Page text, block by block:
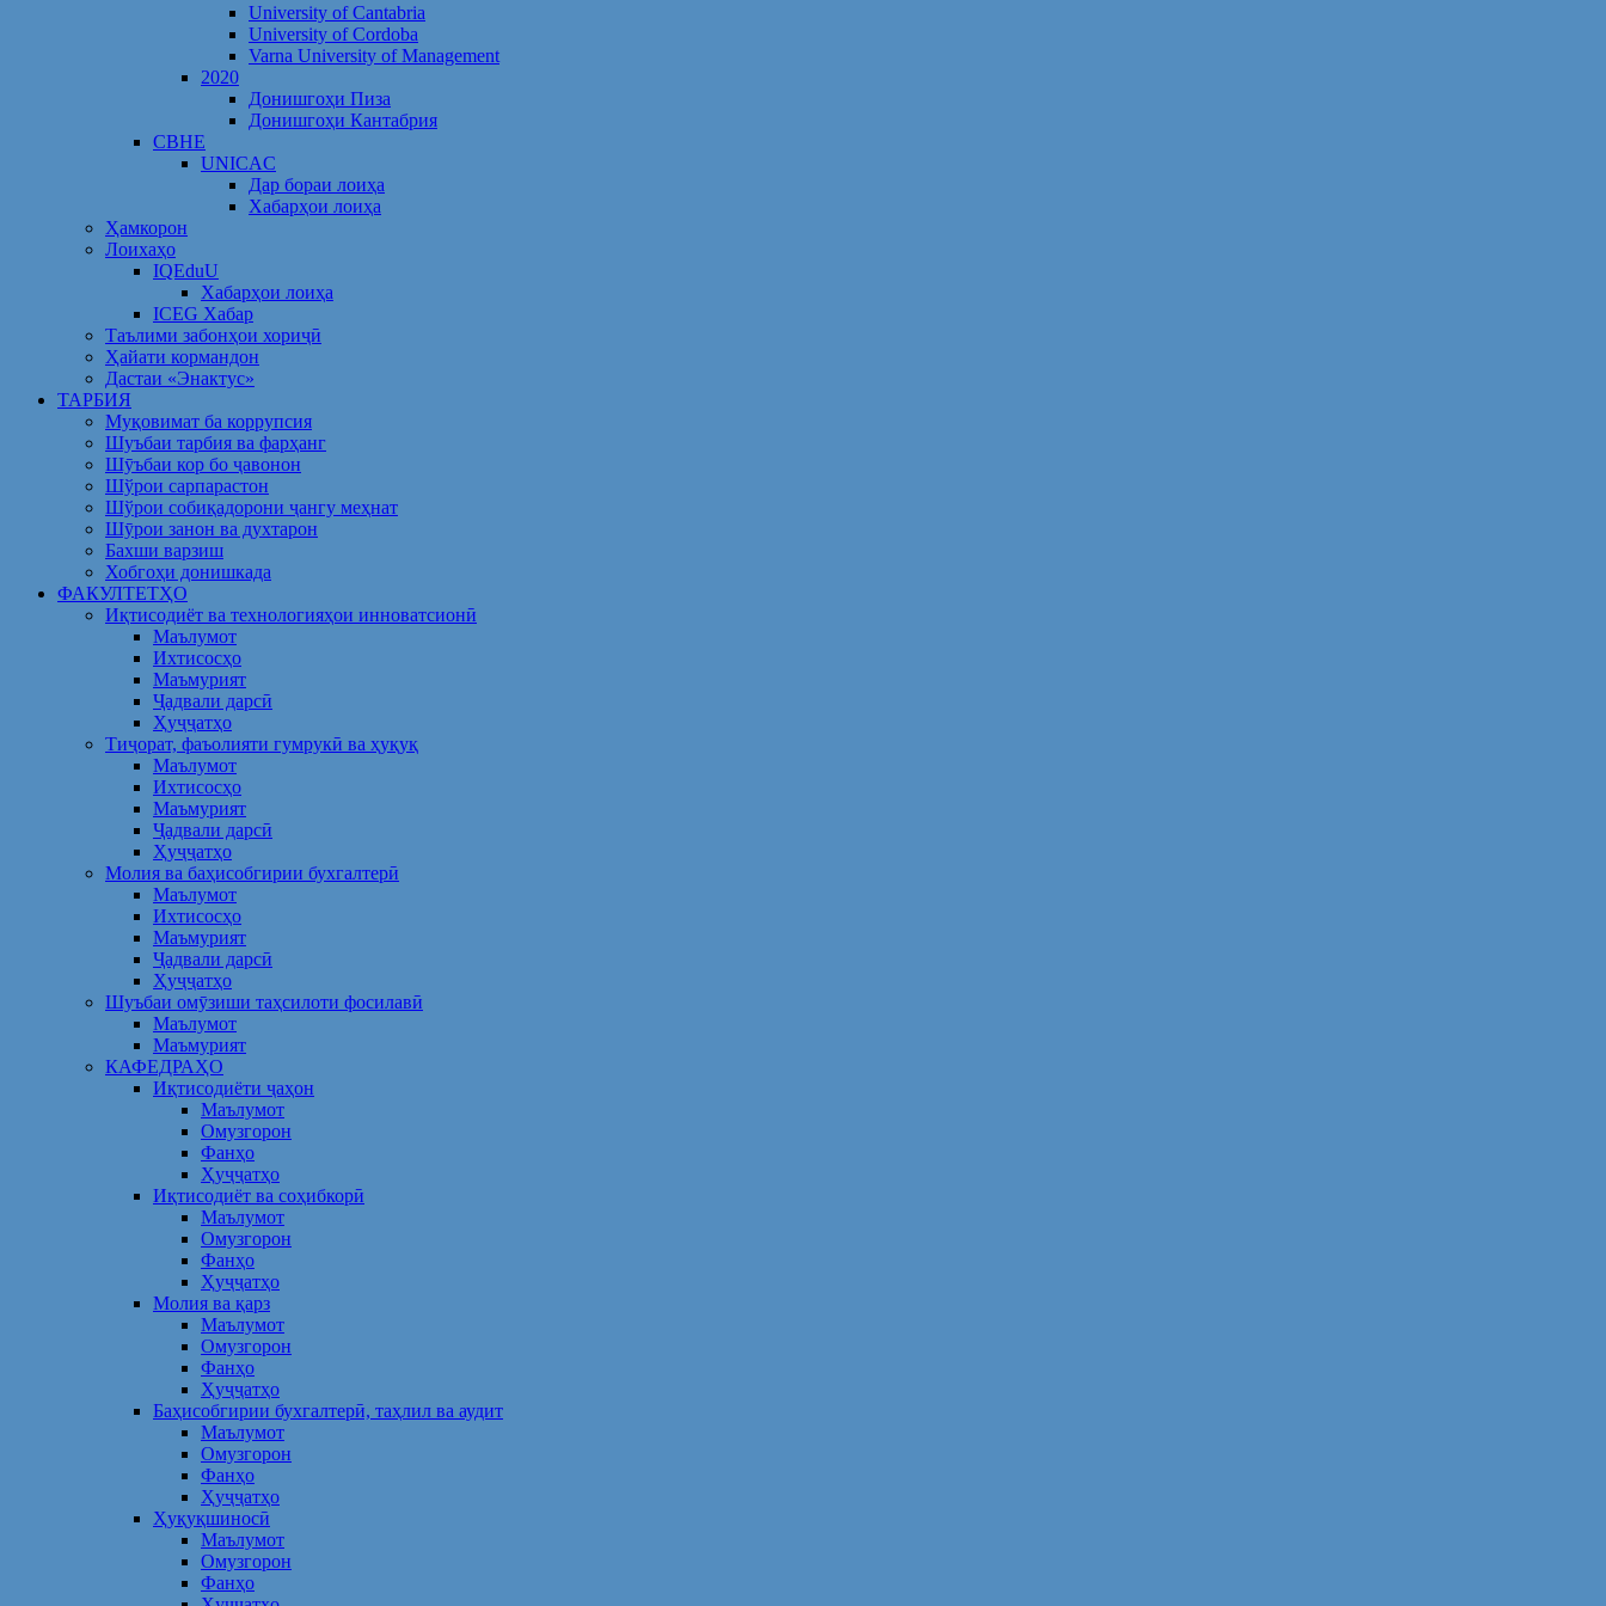
University of Cantabria
University of Cordoba
Varna University of Management
2020
Донишгоҳи Пиза
Донишгоҳи Кантабрия
CBHE
UNICAC
Дар бораи лоиҳа
Хабарҳои лоиҳа
Ҳамкорон
Лоихаҳо
IQEduU
Хабарҳои лоиҳа
ICEG Хабар
Таълими забонҳои хориҷӣ
Ҳайати кормандон
Дастаи «Энактус»
ТАРБИЯ
Муқовимат ба коррупсия
Шуъбаи тарбия ва фарҳанг
Шӯъбаи кор бо ҷавонон
Шўрои сарпарастон
Шўрои собиқадорони ҷангу меҳнат
Шӯрои занон ва духтарон
Бахши варзиш
Хобгоҳи донишкада
ФАКУЛТЕТҲО
Иқтисодиёт ва технологияҳои инноватсионӣ
Маълумот
Ихтисосҳо
Маъмурият
Ҷадвали дарсӣ
Ҳуҷҷатҳо
Тиҷорат, фаъолияти гумрукӣ ва ҳуқуқ
Маълумот
Ихтисосҳо
Маъмурият
Ҷадвали дарсӣ
Ҳуҷҷатҳо
Молия ва баҳисобгирии бухгалтерӣ
Маълумот
Ихтисосҳо
Маъмурият
Ҷадвали дарсӣ
Ҳуҷҷатҳо
Шуъбаи омӯзиши таҳсилоти фосилавӣ
Маълумот
Маъмурият
КАФЕДРАҲО
Иқтисодиёти ҷаҳон
Маълумот
Омузгорон
Фанҳо
Ҳуҷҷатҳо
Иқтисодиёт ва соҳибкорӣ
Маълумот
Омузгорон
Фанҳо
Ҳуҷҷатҳо
Молия ва қарз
Маълумот
Омузгорон
Фанҳо
Ҳуҷҷатҳо
Баҳисобгирии бухгалтерӣ, таҳлил ва аудит
Маълумот
Омузгорон
Фанҳо
Ҳуҷҷатҳо
Ҳуқуқшиносӣ
Маълумот
Омузгорон
Фанҳо